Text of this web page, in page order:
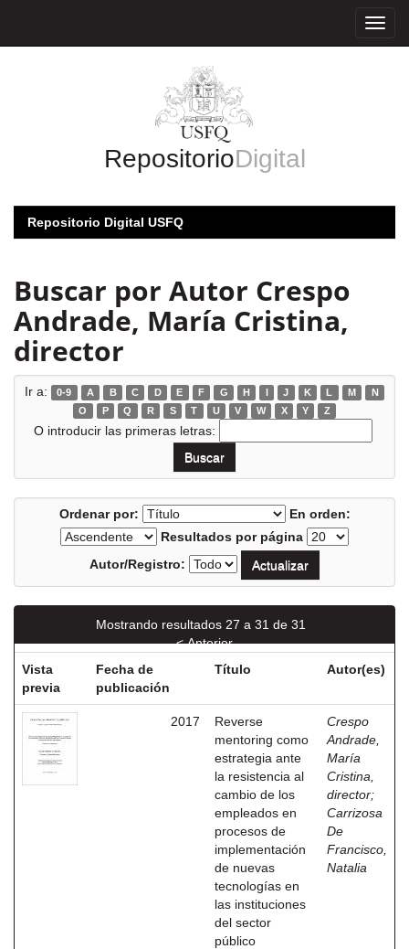
RepositorioDigital
Repositorio Digital USFQ
Buscar por Autor Crespo
Andrade, María Cristina,
director
Ir a: 0-9 A B C D E F G H I J K L M
N
O
P Q R S T U V W X Y Z
O introducir las primeras letras:
Ordenar por:
En orden:
Resultados por página
Autor/Registro:
Mostrando resultados 27 a 31 de 31
< Anterior
Vista
previa
Fecha de
publicación
Título Autor(es)
2017
Reverse
mentoring como
estrategia ante
la resistencia al
cambio de los
empleados en
procesos de
implementación
de nuevas
tecnologías en
las instituciones
del sector
público
Crespo
Andrade,
María
Cristina,
director;
Carrizosa
De
Francisco,
Natalia